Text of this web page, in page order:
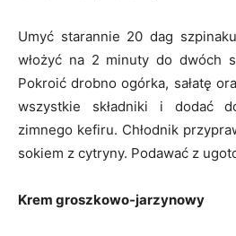
Umyć starannie 20 dag
włożyć na 2 minuty do dwóch
Pokroić drobno ogórka, sałatę
wszystkie składniki i dodać
zimnego kefiru. Chłodnik
sokiem z cytryny. Podawać z
Krem groszkowo-jarzynowy